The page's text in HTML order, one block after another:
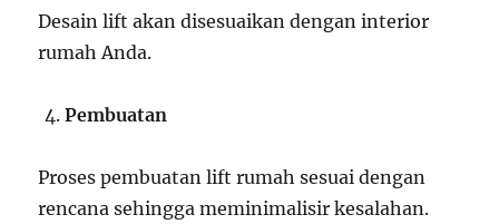
Desain lift akan disesuaikan dengan interior
rumah Anda.
Pembuatan
Proses pembuatan lift rumah sesuai dengan
rencana sehingga meminimalisir kesalahan.